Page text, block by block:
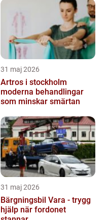
31 maj 2026
Artros i stockholm
moderna behandlingar
som minskar smärtan
31 maj 2026
Bärgningsbil Vara - trygg
hjälp när fordonet